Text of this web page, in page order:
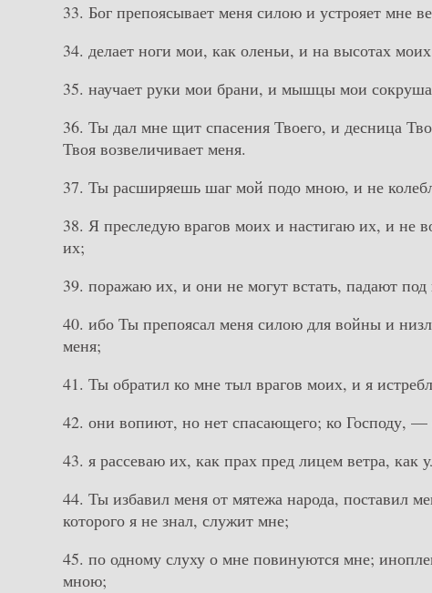
33. Бог препоясывает меня силою и устрояет мне
34. делает ноги мои, как оленьи, и на высотах
35. научает руки мои брани, и мышцы мои
36. Ты дал мне щит спасения Твоего, и десница
Твоя возвеличивает меня.
37. Ты расширяешь шаг мой подо мною, и не
38. Я преследую врагов моих и настигаю их, и не
их;
39. поражаю их, и они не могут встать, падают
40. ибо Ты препоясал меня силою для войны и
меня;
41. Ты обратил ко мне тыл врагов моих, и я
42. они вопиют, но нет спасающего; ко Господу,
43. я рассеваю их, как прах пред лицем ветра, как
44. Ты избавил меня от мятежа народа, поставил
которого я не знал, служит мне;
45. по одному слуху о мне повинуются мне;
мною;